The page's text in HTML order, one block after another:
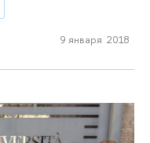
9 января 2018